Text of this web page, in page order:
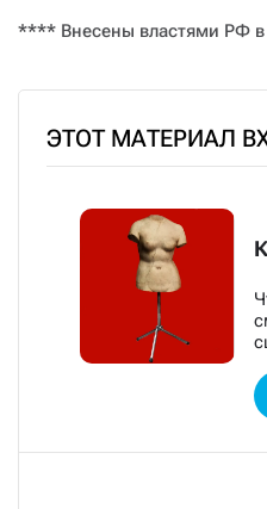
**** Внесены властями РФ в
ЭТОТ МАТЕРИАЛ